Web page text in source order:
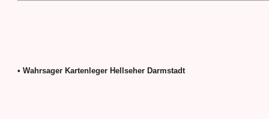
• Wahrsager Kartenleger Hellseher Darmstadt